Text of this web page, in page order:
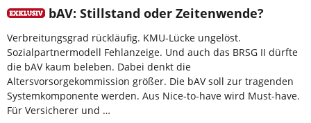
bAV: Stillstand oder Zeitenwende?
Verbreitungsgrad rückläufig. KMU-Lücke ungelöst.
Sozialpartnermodell Fehlanzeige. Und auch das BRSG II dürfte
die bAV kaum beleben. Dabei denkt die
Altersvorsorgekommission größer. Die bAV soll zur tragenden
Systemkomponente werden. Aus Nice-to-have wird Must-have.
Für Versicherer und …